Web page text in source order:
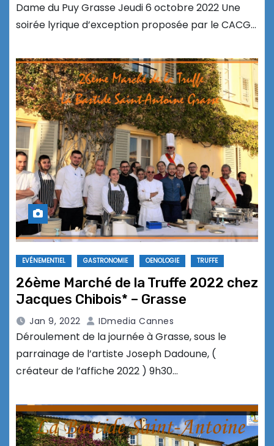
Dame du Puy Grasse Jeudi 6 octobre 2022 Une
soirée lyrique d’exception proposée par le CACG…
EVÉNEMENTIEL GASTRONOMIE OENOLOGIE TRUFFE
26ème Marché de la Truffe 2022 chez
Jacques Chibois* – Grasse
Jan 9, 2022 IDmedia Cannes
Déroulement de la journée à Grasse, sous le
parrainage de l’artiste Joseph Dadoune, (
créateur de l’affiche 2022 ) 9h30…